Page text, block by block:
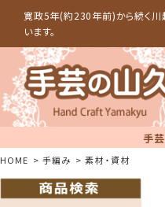
寛政5年(約230年前)から続く川
います。
手芸
HOME 手編み 素材・資材